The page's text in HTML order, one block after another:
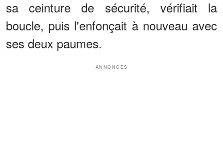
sa ceinture de sécurité, vérifiait la
boucle, puis l'enfonçait à nouveau avec
ses deux paumes.
ANNONCES